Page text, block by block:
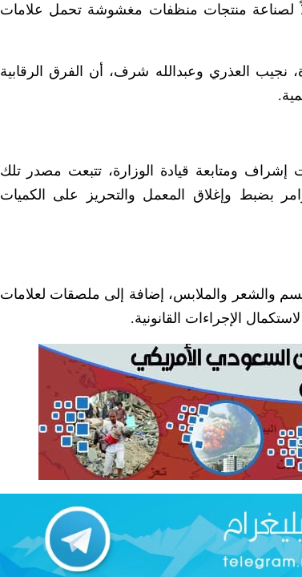
لصناعة منتجات منظفات مغشوشة تحمل علامات
نجيب العذري وعبدالله شرف، أن الفرق الرقابية
إشراف ومتابعة قيادة الوزارة، تتبعت مصدر تلك
بضبط وإغلاق المعمل والتحريز على الكميات
والشعر والملابس، إضافة إلى ملصقات لعلامات
الإجراءات القانونية.